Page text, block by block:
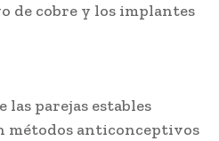
de cobre y los implantes
las parejas estables
métodos anticonceptivos